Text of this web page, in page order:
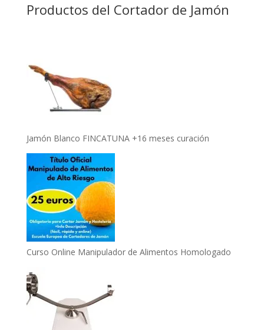
Productos del Cortador de Jamón
Jamón Blanco FINCATUNA +16 meses curación
Curso Online Manipulador de Alimentos Homologado